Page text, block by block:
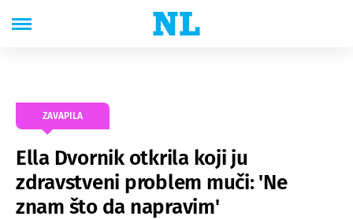
ZAVAPILA
Ella Dvornik otkrila koji ju
zdravstveni problem muči: 'Ne
znam što da napravim'